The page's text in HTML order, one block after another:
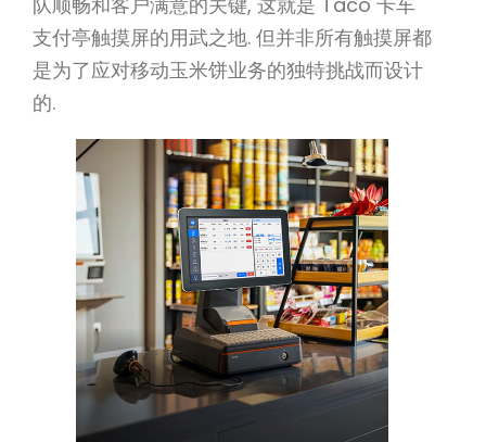
支付亭触摸屏的用武之地. 但并非所有触摸屏都
是为了应对移动玉米饼业务的独特挑战而设计
的.